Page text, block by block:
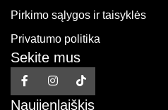
Pirkimo sąlygos ir taisyklės
Privatumo politika
Sekite mus
Naujienlaiškis